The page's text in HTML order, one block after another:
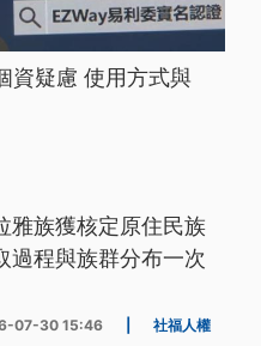
資疑慮 使用方式與
雅族獲核定原住民族
過程與族群分布一次
07-30 15:46 社福人權